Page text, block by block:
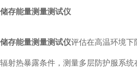
存能量测量测试仪
存能量测量测试仪评估在高温环境下
射热暴露条件，测量多层防护服系